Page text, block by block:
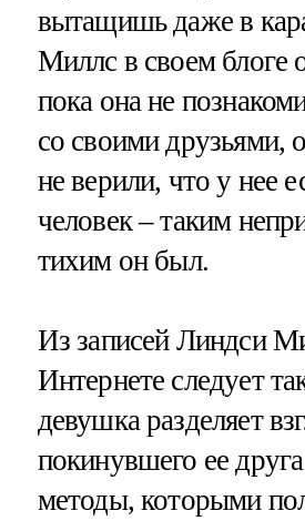
вытащишь даже в
Миллс в своем блоге
пока она не
со своими друзьями,
не верили, что у нее
человек – таким
тихим он был.
Из записей Линдси
Интернете следует
девушка разделяет
покинувшего ее
методы, которыми